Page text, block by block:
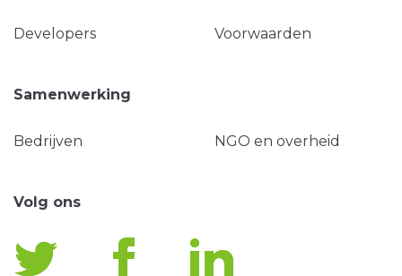
Developers Voorwaarden
Samenwerking
Bedrijven NGO en overheid
Volg ons